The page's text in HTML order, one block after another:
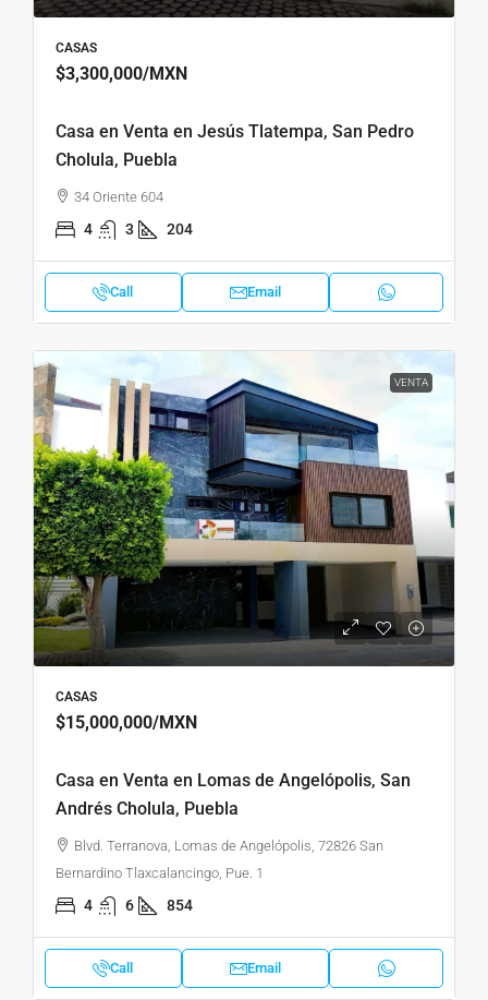
CASAS
$3,300,000/MXN
Casa en Venta en Jesús Tlatempa, San Pedro
Cholula, Puebla
34 Oriente 604
4 3 204
Call Email
VENTA
CASAS
$15,000,000/MXN
Casa en Venta en Lomas de Angelópolis, San
Andrés Cholula, Puebla
Blvd. Terranova, Lomas de Angelópolis, 72826 San
Bernardino Tlaxcalancingo, Pue. 1
4 6 854
Call Email